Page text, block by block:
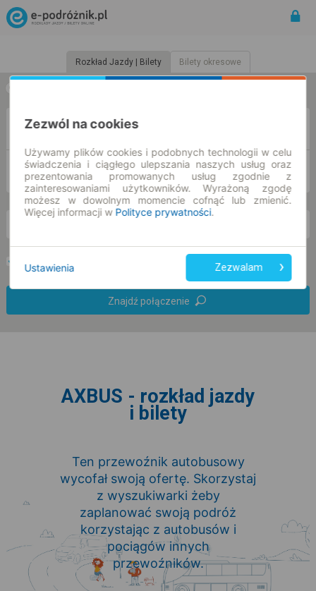
Rozkład Jazdy | Bilety Bilety okresowe
Z
DO
Preferuj bez przesiadek
Znajdź połączenie
AXBUS - rozkład jazdy
i bilety
Ten przewoźnik autobusowy
wycofał swoją ofertę. Skorzystaj
z wyszukiwarki żeby
zaplanować swoją podróż
korzystając z autobusów i
pociągów innych
przewoźników.
Zezwól na cookies
Używamy plików cookies i podobnych technologii w celu
świadczenia i ciągłego ulepszania naszych usług oraz
prezentowania promowanych usług zgodnie z
zainteresowaniami użytkowników. Wyrażoną zgodę
możesz w dowolnym momencie cofnąć lub zmienić.
Więcej informacji w Polityce prywatności.
Ustawienia Zezwalam